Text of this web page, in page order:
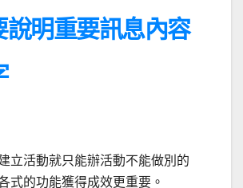
說明重要訊息內容
立活動就只能辦活動不能做別的
式的功能獲得成效更重要。